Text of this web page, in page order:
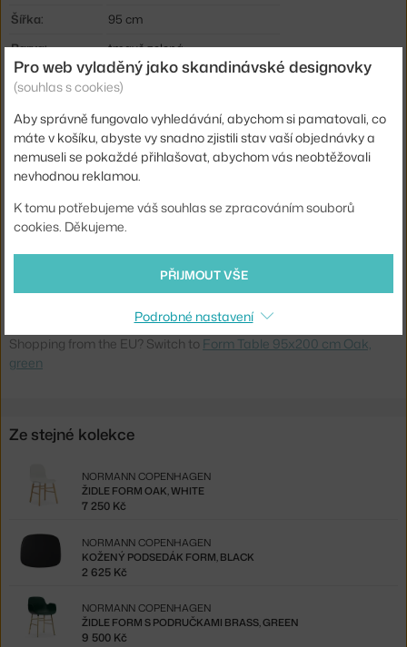
Šířka:
95 cm
Barva:
tmavě zelená
Materiál:
dubové dřevo, linoleum
Tvar stolu:
obdélník
Deska stolu:
laminát / linoleum
Info k produktu: Čistěte navlhčeným hadříkem.
Kód produktu
NCP-602838
5712396001183
Ste zo Slovenska? Prejdite naStôl Form 95x200 cm, zelená/dub
Shopping from the EU? Switch to Form Table 95x200 cm Oak,
green
Ze stejné kolekce
ŽIDLE FORM OAK, WHITE
NORMANN COPENHAGEN
7 250 Kč
KOŽENÝ PODSEDÁK FORM, BLACK
NORMANN COPENHAGEN
2 625 Kč
ŽIDLE FORM S PODRUČKAMI BRASS, GREEN
NORMANN COPENHAGEN
9 500 Kč
Pro web vyladěný jako skandinávské designovky
(souhlas s cookies)
Aby správně fungovalo vyhledávání, abychom si pamatovali, co
máte v košíku, abyste vy snadno zjistili stav vaší objednávky a
nemuseli se pokaždé přihlašovat, abychom vás neobtěžovali
nevhodnou reklamou.
K tomu potřebujeme váš souhlas se zpracováním souborů
cookies. Děkujeme.
PŘIJMOUT VŠE
Podrobné nastavení